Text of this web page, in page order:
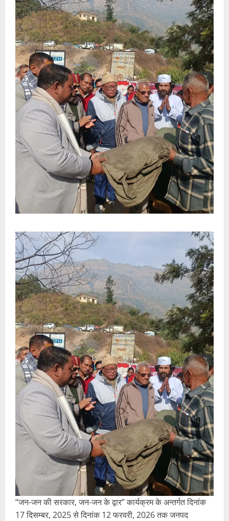
“जन-जन की सरकार, जन-जन के द्वार” कार्यक्रम के अन्तर्गत दिनांक
17 दिसम्बर, 2025 से दिनांक 12 फरवरी, 2026 तक जनपद